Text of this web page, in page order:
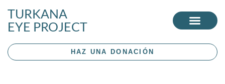
TURKANA
EYE PROJECT
HAZ UNA DONACIÓN